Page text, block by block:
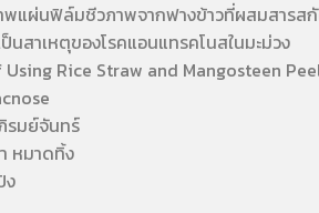
แผ่นฟิล์มชีวภาพจากฟางข้าวที่ผสมสารส
นสาเหตุของโรคแอนแทรคโนสในมะม่วง
Rice Straw and Mangosteen
มย์จันทร์
มาดทิ้ง